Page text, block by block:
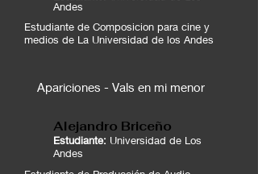
Andes
Estudiante de Composicion para cine y
medios de La Universidad de los Andes
Apariciones - Vals en mi menor
Alejandro Briceño
Estudiante: Universidad de Los
Andes